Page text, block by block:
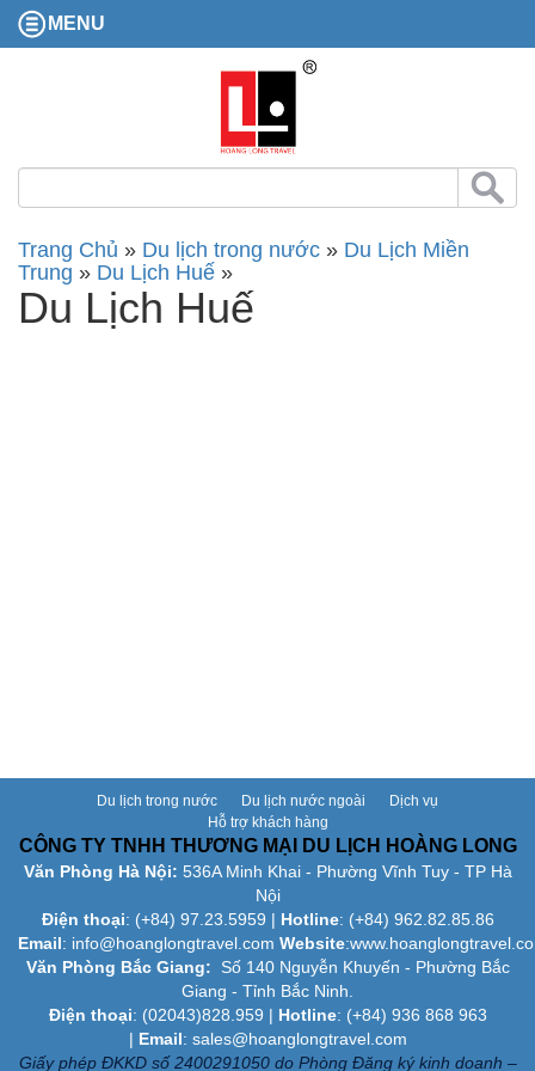
MENU
Trang Chủ » Du lịch trong nước » Du Lịch Miền
Trung » Du Lịch Huế »
Du Lịch Huế
Du lịch trong nước Du lịch nước ngoài
Dịch vụ
Hỗ trợ khách hàng
CÔNG TY TNHH THƯƠNG MẠI DU LỊCH HOÀNG LONG
Văn Phòng Hà Nội: 536A Minh Khai - Phường Vĩnh Tuy - TP Hà
Nội
Điện thoại: (+84) 97.23.5959 | Hotline: (+84) 962.82.85.86
Email: info@hoanglongtravel.com Website:www.
Văn Phòng Bắc Giang: Số 140 Nguyễn Khuyến - Phường Bắc
Giang - Tỉnh Bắc Ninh.
Điện thoại: (02043)828.959 | Hotline: (+84) 936 868 963
| Email: sales@hoanglongtravel.com
Giấy phép ĐKKD số 2400291050 do Phòng Đăng ký kinh doanh –